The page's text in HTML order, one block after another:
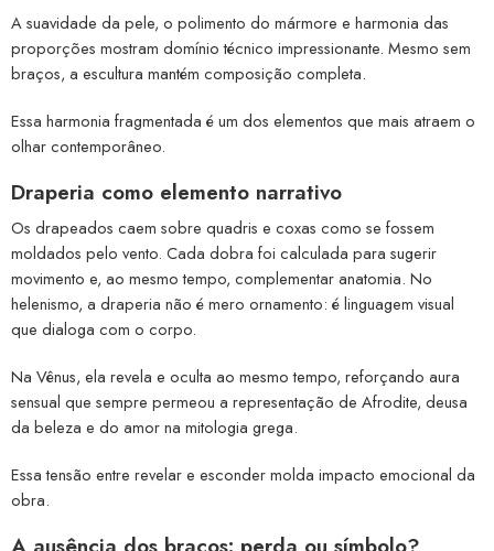
A suavidade da pele, o polimento do mármore e harmonia das
proporções mostram domínio técnico impressionante. Mesmo sem
braços, a escultura mantém composição completa.
Essa harmonia fragmentada é um dos elementos que mais atraem o
olhar contemporâneo.
Draperia como elemento narrativo
Os drapeados caem sobre quadris e coxas como se fossem
moldados pelo vento. Cada dobra foi calculada para sugerir
movimento e, ao mesmo tempo, complementar anatomia. No
helenismo, a draperia não é mero ornamento: é linguagem visual
que dialoga com o corpo.
Na Vênus, ela revela e oculta ao mesmo tempo, reforçando aura
sensual que sempre permeou a representação de Afrodite, deusa
da beleza e do amor na mitologia grega.
Essa tensão entre revelar e esconder molda impacto emocional da
obra.